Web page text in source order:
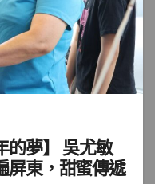
的夢】 吳尤敏
屏東，甜蜜傳遞